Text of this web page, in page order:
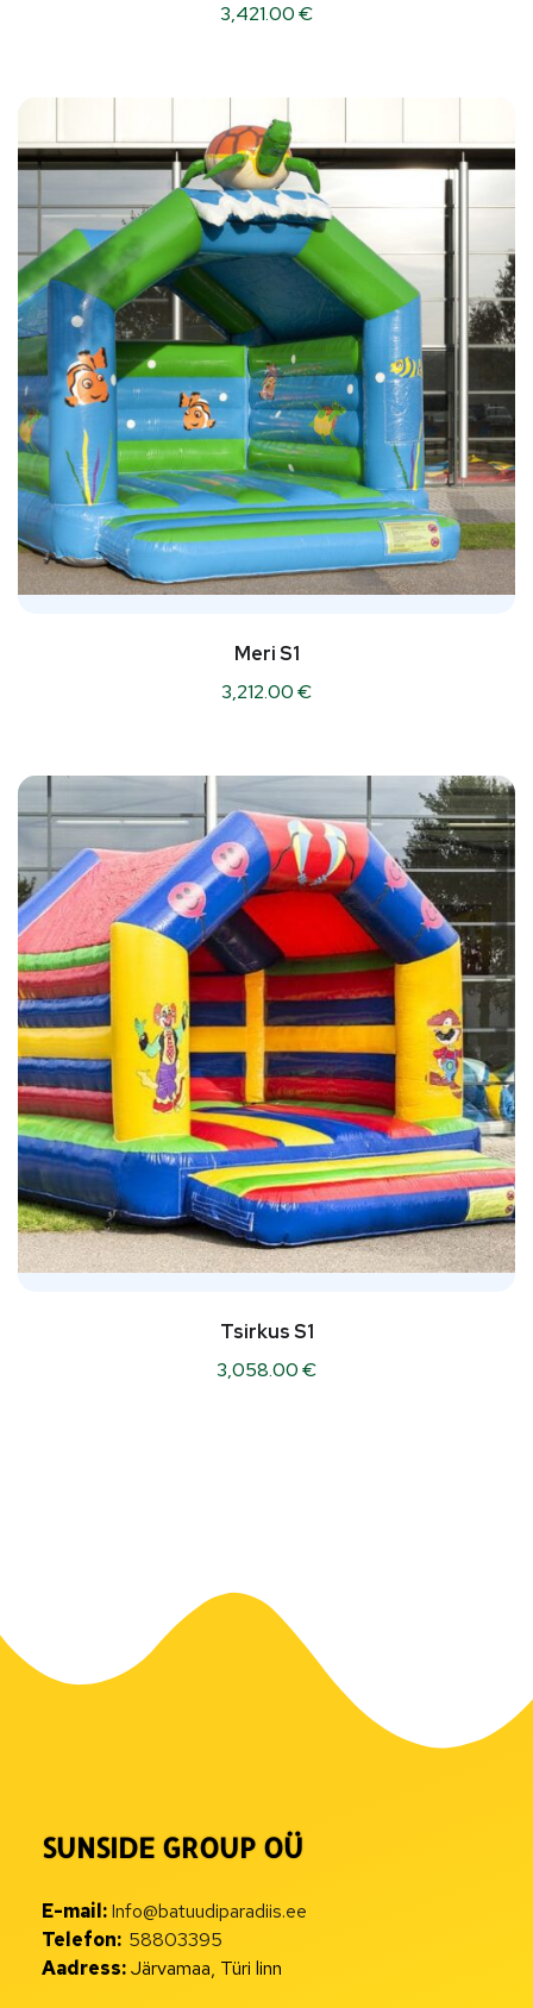
3,421.00€
Meri S1
3,212.00€
Tsirkus S1
3,058.00€
SUNSIDE GROUP OÜ
E-mail:Info@batuudiparadiis.ee
Telefon: 58803395
Aadress:Järvamaa, Türi linn